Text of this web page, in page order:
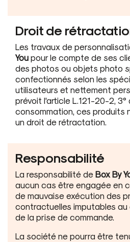
Droit de
Les travaux de
You pour le compte de ses
des photos ou objets photo
confectionnés selon les
utilisateurs et nettement
prévoit l'article L.121-20-2,
consommation, ces produits
un droit de rétractation.
Responsabilité
La responsabilité de Box By
aucun cas être engagée en
de mauvaise exécution des
contractuelles imputables
de la prise de commande.
La société ne pourra être